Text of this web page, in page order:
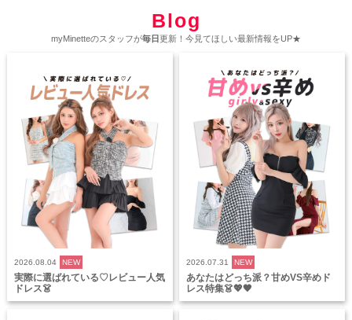
Blog
myMinetteのスタッフが毎日更新！今見てほしい最新情報をUP★
2026.08.04 NEW
実際に選ばれている♡レビュー人気
ドレス👗
2026.07.31 NEW
あなたはどっち派？甘めVS辛めド
レス特集👗💖🖤